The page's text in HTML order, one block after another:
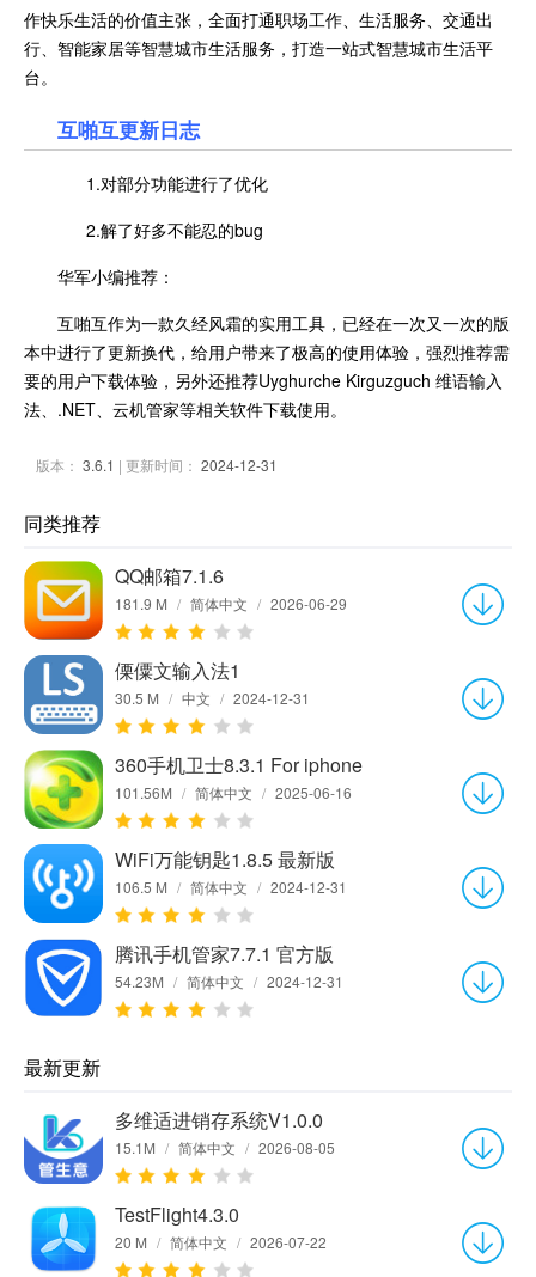
作快乐生活的价值主张，全面打通职场工作、生活服务、交通出
行、智能家居等智慧城市生活服务，打造一站式智慧城市生活平
台。
互啪互更新日志
1.对部分功能进行了优化
2.解了好多不能忍的bug
华军小编推荐：
互啪互作为一款久经风霜的实用工具，已经在一次又一次的版
本中进行了更新换代，给用户带来了极高的使用体验，强烈推荐需
要的用户下载体验，另外还推荐Uyghurche Kirguzguch 维语输入
法、.NET、云机管家等相关软件下载使用。
版本： 3.6.1 | 更新时间： 2024-12-31
同类推荐
QQ邮箱7.1.6
181.9 M / 简体中文 / 2026-06-29
傈僳文输入法1
30.5 M / 中文 / 2024-12-31
360手机卫士8.3.1 For iphone
101.56M / 简体中文 / 2025-06-16
WiFi万能钥匙1.8.5 最新版
106.5 M / 简体中文 / 2024-12-31
腾讯手机管家7.7.1 官方版
54.23M / 简体中文 / 2024-12-31
最新更新
多维适进销存系统V1.0.0
15.1M / 简体中文 / 2026-08-05
TestFlight4.3.0
20 M / 简体中文 / 2026-07-22